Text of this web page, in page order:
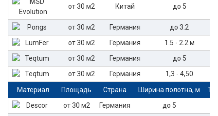
от 30 м2 Китай до 5
от 30 м2 Германия
до 3.2
от 30 м2
Германия
1.5 - 2.2 м
от 30 м2
Германия
до 5
от 30 м2
Германия 1,3 - 4,50
Материал Площадь Страна Ширина полотна, м
от 30 м2
Германия
до 5